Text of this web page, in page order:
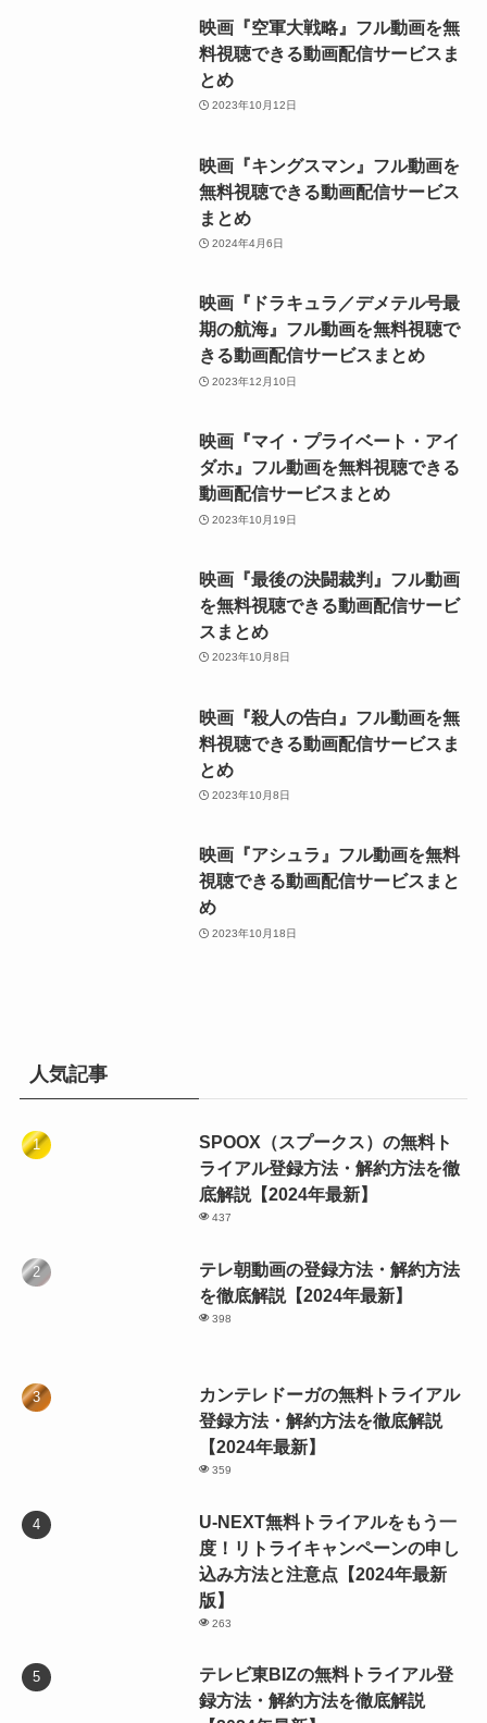
映画『空軍大戦略』フル動画を無
料視聴できる動画配信サービスま
とめ
2023年10月12日
映画『キングスマン』フル動画を
無料視聴できる動画配信サービス
まとめ
2024年4月6日
映画『ドラキュラ／デメテル号最
期の航海』フル動画を無料視聴で
きる動画配信サービスまとめ
2023年12月10日
映画『マイ・プライベート・アイ
ダホ』フル動画を無料視聴できる
動画配信サービスまとめ
2023年10月19日
映画『最後の決闘裁判』フル動画
を無料視聴できる動画配信サービ
スまとめ
2023年10月8日
映画『殺人の告白』フル動画を無
料視聴できる動画配信サービスま
とめ
2023年10月8日
映画『アシュラ』フル動画を無料
視聴できる動画配信サービスまと
め
2023年10月18日
人気記事
SPOOX（スプークス）の無料ト
ライアル登録方法・解約方法を徹
底解説【2024年最新】
437
テレ朝動画の登録方法・解約方法
を徹底解説【2024年最新】
398
カンテレドーガの無料トライアル
登録方法・解約方法を徹底解説
【2024年最新】
359
U-NEXT無料トライアルをもう一
度！リトライキャンペーンの申し
込み方法と注意点【2024年最新
版】
263
テレビ東BIZの無料トライアル登
録方法・解約方法を徹底解説